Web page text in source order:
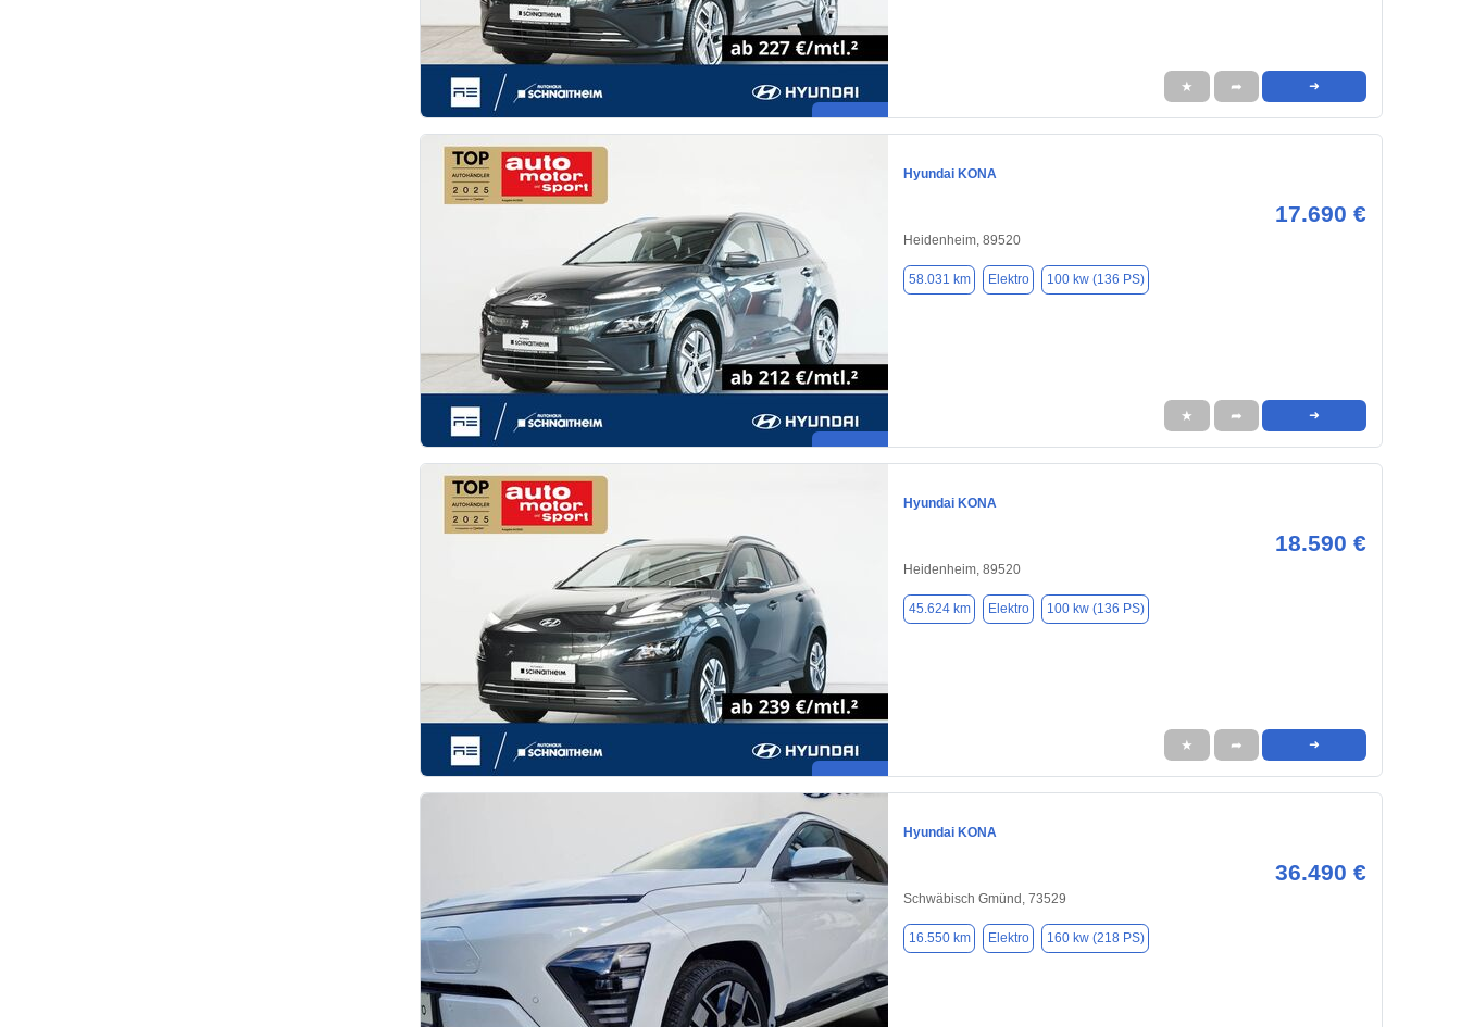
★ ➦ ➜
Hyundai KONA
17.690 €
Heidenheim, 89520
58.031 km Elektro 100 kw (136 PS)
★ ➦ ➜
Hyundai KONA
18.590 €
Heidenheim, 89520
45.624 km Elektro 100 kw (136 PS)
★ ➦ ➜
Hyundai KONA
36.490 €
Schwäbisch Gmünd, 73529
16.550 km Elektro 160 kw (218 PS)